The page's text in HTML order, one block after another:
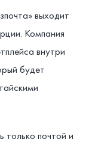
выходит
Компания
внутри
будет
только почтой и